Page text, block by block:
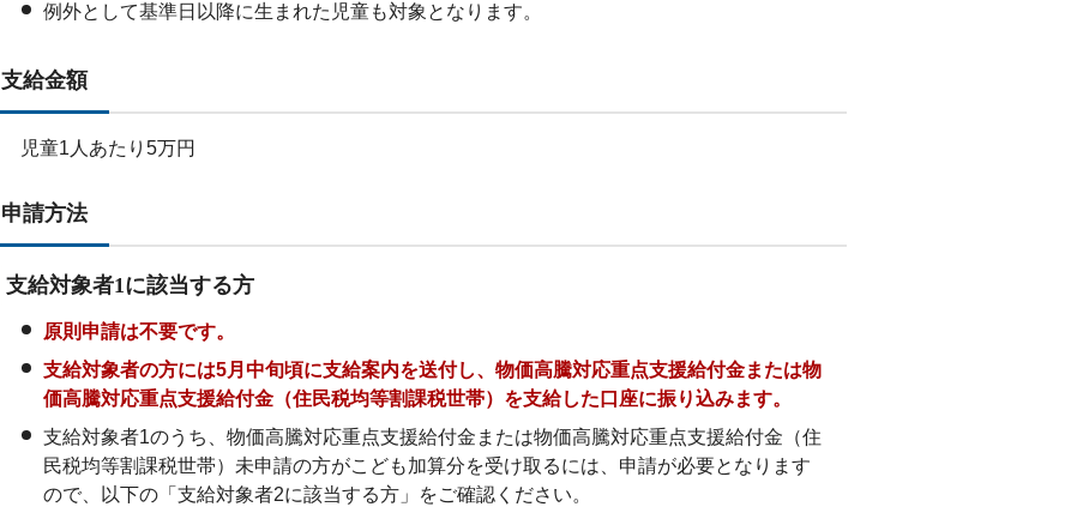
例外として基準日以降に生まれた児童も対象となります。
支給金額
児童1人あたり5万円
申請方法
支給対象者1に該当する方
原則申請は不要です。
支給対象者の方には5月中旬頃に支給案内を送付し、物価高騰対応重点支援給付金または物
価高騰対応重点支援給付金（住民税均等割課税世帯）を支給した口座に振り込みます。
支給対象者1のうち、物価高騰対応重点支援給付金または物価高騰対応重点支援給付金（住
民税均等割課税世帯）未申請の方がこども加算分を受け取るには、申請が必要となります
ので、以下の「支給対象者2に該当する方」をご確認ください。